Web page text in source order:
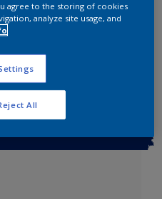
agree to the storing of cookies
analyze site usage, and
All